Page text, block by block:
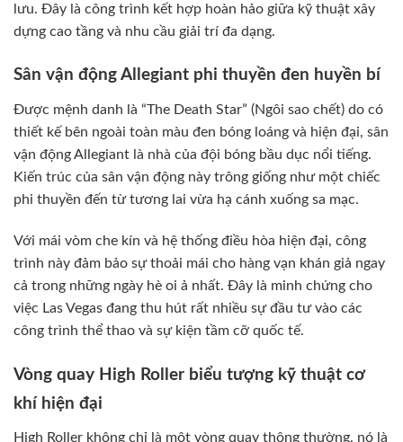
lưu. Đây là công trình kết hợp hoàn hảo giữa kỹ thuật xây
dựng cao tầng và nhu cầu giải trí đa dạng.
Sân vận động Allegiant phi thuyền đen huyền bí
Được mệnh danh là “The Death Star” (Ngôi sao chết) do có
thiết kế bên ngoài toàn màu đen bóng loáng và hiện đại, sân
vận động Allegiant là nhà của đội bóng bầu dục nổi tiếng.
Kiến trúc của sân vận động này trông giống như một chiếc
phi thuyền đến từ tương lai vừa hạ cánh xuống sa mạc.
Với mái vòm che kín và hệ thống điều hòa hiện đại, công
trình này đảm bảo sự thoải mái cho hàng vạn khán giả ngay
cả trong những ngày hè oi ả nhất. Đây là minh chứng cho
việc Las Vegas đang thu hút rất nhiều sự đầu tư vào các
công trình thể thao và sự kiện tầm cỡ quốc tế.
Vòng quay High Roller biểu tượng kỹ thuật cơ
khí hiện đại
High Roller không chỉ là một vòng quay thông thường, nó là